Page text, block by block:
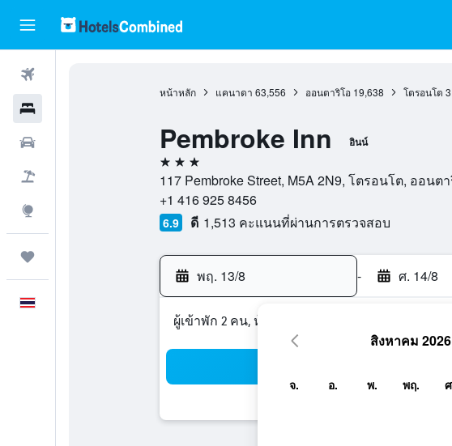
หน้าหลัก แคนาดา 63,556 ออนตาริโอ 19,638 โตรอนโต
Pembroke Inn อินน์
3 ดาว
117 Pembroke Street, M5A 2N9, โตรอนโต, ออนต
+1 416 925 8456
6.9 ดี 1,513 คะแนนที่ผ่านการตรวจสอบ
พฤ. 13/8 - ศ. 14/8
ผู้เข้าพัก 2 คน, ห้องพัก 1 ห้อง
สิงหาคม 2026
จ. อ. พ. พฤ.